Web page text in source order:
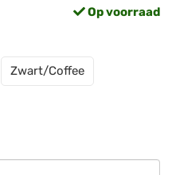
Op voorraad
Zwart/Coffee